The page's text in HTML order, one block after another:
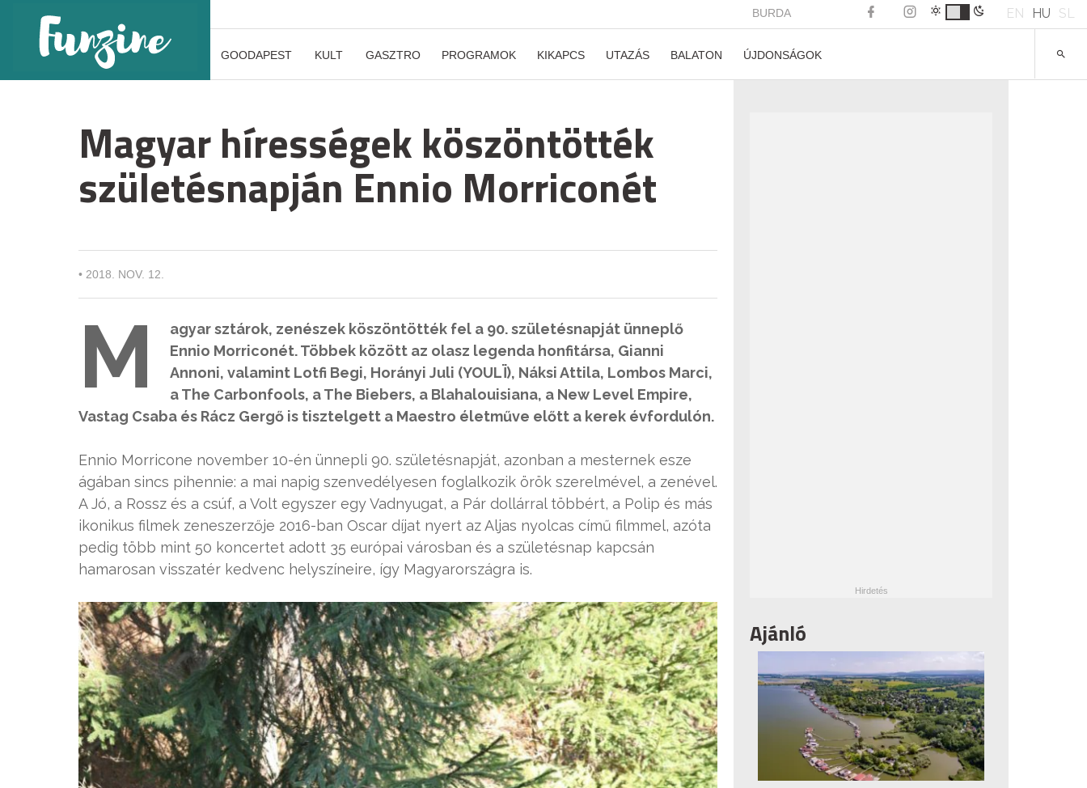
BURDA EN HU SL
GOODAPEST KULT GASZTRO PROGRAMOK KIKAPCS UTAZÁS BALATON ÚJDONSÁGOK
Magyar hírességek köszöntötték
születésnapján Ennio Morriconét
• 2018. NOV. 12.
M
agyar sztárok, zenészek köszöntötték fel a 90. születésnapját ünneplő
Ennio Morriconét. Többek között az olasz legenda honfitársa, Gianni
Annoni, valamint Lotfi Begi, Horányi Juli (YOULÏ), Náksi Attila, Lombos Marci,
a The Carbonfools, a The Biebers, a Blahalouisiana, a New Level Empire,
Vastag Csaba és Rácz Gergő is tisztelgett a Maestro életműve előtt a kerek évfordulón.
Ennio Morricone november 10-én ünnepli 90. születésnapját, azonban a mesternek esze
ágában sincs pihennie: a mai napig szenvedélyesen foglalkozik örök szerelmével, a zenével.
A Jó, a Rossz és a csúf, a Volt egyszer egy Vadnyugat, a Pár dollárral többért, a Polip és más
ikonikus filmek zeneszerzője 2016-ban Oscar díjat nyert az Aljas nyolcas című filmmel, azóta
pedig több mint 50 koncertet adott 35 európai városban és a születésnap kapcsán
hamarosan visszatér kedvenc helyszíneire, így Magyarországra is.
Ajánló